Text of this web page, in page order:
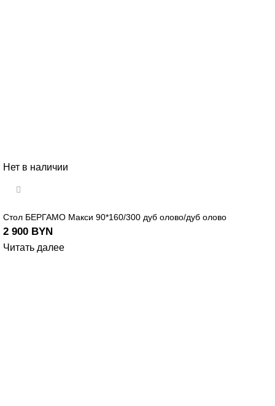
Нет в наличии
Стол БЕРГАМО Макси 90*160/300 дуб олово/дуб олово
2 900 BYN
Читать далее